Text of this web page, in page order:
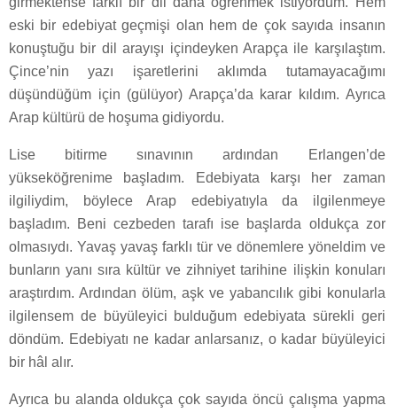
eski bir edebiyat geçmişi olan hem de çok sayıda insanın
konuştuğu bir dil arayışı içindeyken Arapça ile karşılaştım.
Çince’nin yazı işaretlerini aklımda tutamayacağımı
düşündüğüm için (gülüyor) Arapça’da karar kıldım. Ayrıca
Arap kültürü de hoşuma gidiyordu.
Lise bitirme sınavının ardından Erlangen’de
yükseköğrenime başladım. Edebiyata karşı her zaman
ilgiliydim, böylece Arap edebiyatıyla da ilgilenmeye
başladım. Beni cezbeden tarafı ise başlarda oldukça zor
olmasıydı. Yavaş yavaş farklı tür ve dönemlere yöneldim ve
bunların yanı sıra kültür ve zihniyet tarihine ilişkin konuları
araştırdım. Ardından ölüm, aşk ve yabancılık gibi konularla
ilgilensem de büyüleyici bulduğum edebiyata sürekli geri
döndüm. Edebiyatı ne kadar anlarsanız, o kadar büyüleyici
bir hâl alır.
Ayrıca bu alanda oldukça çok sayıda öncü çalışma yapma